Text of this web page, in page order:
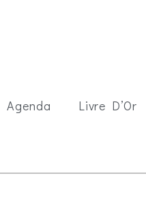
Agenda Livre D’Or